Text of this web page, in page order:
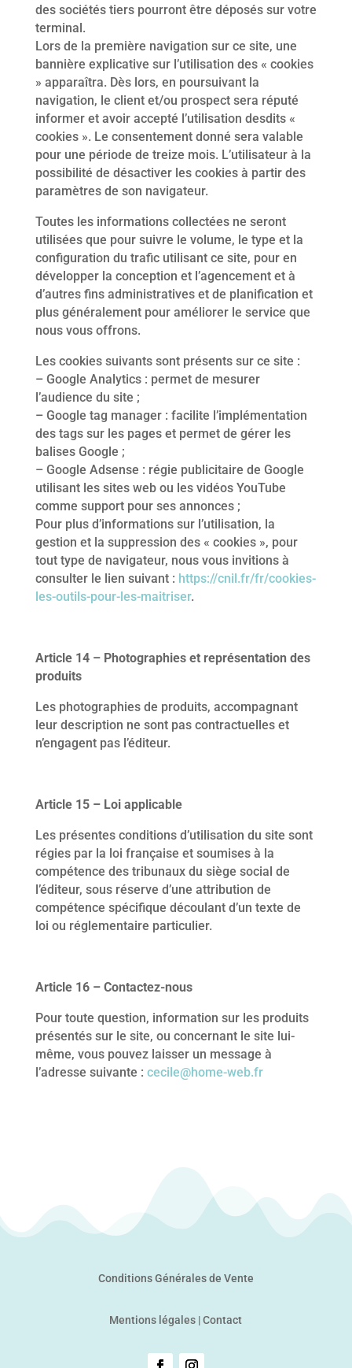
des sociétés tiers pourront être déposés sur votre
terminal.
Lors de la première navigation sur ce site, une
bannière explicative sur l’utilisation des « cookies
» apparaîtra. Dès lors, en poursuivant la
navigation, le client et/ou prospect sera réputé
informer et avoir accepté l’utilisation desdits «
cookies ». Le consentement donné sera valable
pour une période de treize mois. L’utilisateur à la
possibilité de désactiver les cookies à partir des
paramètres de son navigateur.
Toutes les informations collectées ne seront
utilisées que pour suivre le volume, le type et la
configuration du trafic utilisant ce site, pour en
développer la conception et l’agencement et à
d’autres fins administratives et de planification et
plus généralement pour améliorer le service que
nous vous offrons.
Les cookies suivants sont présents sur ce site :
– Google Analytics : permet de mesurer
l’audience du site ;
– Google tag manager : facilite l’implémentation
des tags sur les pages et permet de gérer les
balises Google ;
– Google Adsense : régie publicitaire de Google
utilisant les sites web ou les vidéos YouTube
comme support pour ses annonces ;
Pour plus d’informations sur l’utilisation, la
gestion et la suppression des « cookies », pour
tout type de navigateur, nous vous invitions à
consulter le lien suivant : https://cnil.fr/fr/cookies-
les-outils-pour-les-maitriser.
Article 14 – Photographies et représentation des
produits
Les photographies de produits, accompagnant
leur description ne sont pas contractuelles et
n’engagent pas l’éditeur.
Article 15 – Loi applicable
Les présentes conditions d’utilisation du site sont
régies par la loi française et soumises à la
compétence des tribunaux du siège social de
l’éditeur, sous réserve d’une attribution de
compétence spécifique découlant d’un texte de
loi ou réglementaire particulier.
Article 16 – Contactez-nous
Pour toute question, information sur les produits
présentés sur le site, ou concernant le site lui-
même, vous pouvez laisser un message à
l’adresse suivante : cecile@home-web.fr
Conditions Générales de Vente
Mentions légales |Contact